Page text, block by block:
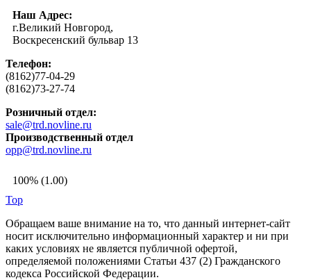
Наш Адрес:
г.Великий Новгород,
Воскресенский бульвар 13
Телефон:
(8162)77-04-29
(8162)73-27-74
Розничный отдел:
sale@trd.novline.ru
Производственный отдел
opp@trd.novline.ru
100% (1.00)
Top
Обращаем ваше внимание на то, что данный интернет-сайт
носит исключительно информационный характер и ни при
каких условиях не является публичной офертой,
определяемой положениями Статьи 437 (2) Гражданского
кодекса Российской Федерации.